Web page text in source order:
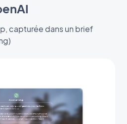
capturée dans un brief